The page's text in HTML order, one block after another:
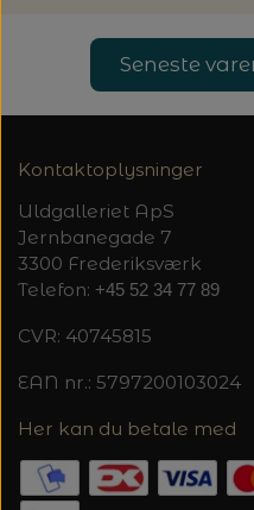
Seneste
Kontaktoplysninger
Uldgalleriet ApS
Jernbanegade 7
3300 Frederiksværk
Telefon: +45 52 34 77 89
CVR: 40745815
EAN nr.: 5797200103024
Her kan du betale med